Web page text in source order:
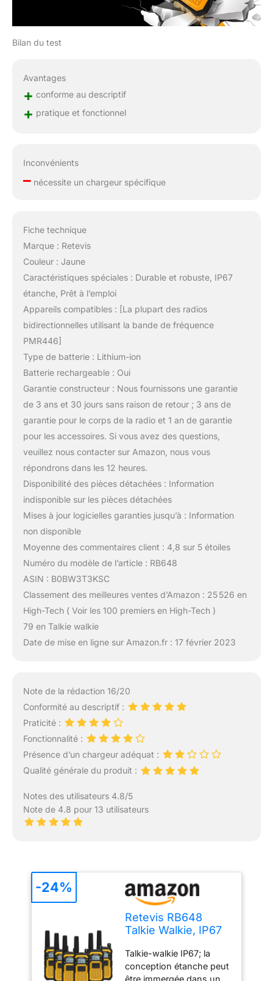
Bilan du test
Avantages
+ conforme au descriptif
+ pratique et fonctionnel
Inconvénients
–nécessite un chargeur spécifique
Fiche technique
Marque : Retevis
Couleur : Jaune
Caractéristiques spéciales : Durable et robuste, IP67
étanche, Prêt à l’emploi
Appareils compatibles : [La plupart des radios
bidirectionnelles utilisant la bande de fréquence
PMR446]
Type de batterie : Lithium-ion
Batterie rechargeable : Oui
Garantie constructeur : Nous fournissons une garantie
de 3 ans et 30 jours sans raison de retour ; 3 ans de
garantie pour le corps de la radio et 1 an de garantie
pour les accessoires. Si vous avez des questions,
veuillez nous contacter sur Amazon, nous vous
répondrons dans les 12 heures.
Disponibilité des pièces détachées : Information
indisponible sur les pièces détachées
Mises à jour logicielles garanties jusqu’à : Information
non disponible
Moyenne des commentaires client : 4,8 sur 5 étoiles
Numéro du modèle de l’article : RB648
ASIN : B0BW3T3KSC
Classement des meilleures ventes d’Amazon : 25 526 en
High-Tech ( Voir les 100 premiers en High-Tech )
79 en Talkie walkie
Date de mise en ligne sur Amazon.fr : 17 février 2023
Note de la rédaction 16/20
Conformité au descriptif :
Praticité :
Fonctionnalité :
Présence d’un chargeur adéquat :
Qualité générale du produit :
Notes des utilisateurs 4.8/5
Note de 4.8 pour 13 utilisateurs
Retevis RB648
Talkie Walkie, IP67
Bidirectionnelle
Imperméable, Anti-
Talkie-walkie IP67; la
conception étanche peut
être immergée dans un
-24%